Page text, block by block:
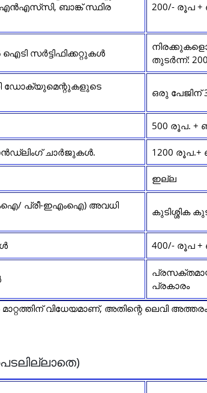
ബാങ്ക് സ്ഥിര
200/- രൂപ
സർട്ടിഫിക്കറ്റുകൾ
തുടർന്ന്:
ഡോക്യുമെന്റുകളുടെ
ഒരു പേജിന്
500 രൂപ. +
ചാർജുകൾ. 1200 രൂപ.+
ഇല്ല
പ്രീ-ഇഎംഐ) അവധി
കുടിശ്ശിക
400/- രൂപ +
പ്രസക്തമായ
പ്രകാരം
വിധേയമാണ്, അതിന്റെ ലെവി